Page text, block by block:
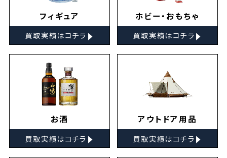
フィギュア
買取実績はコチラ ▸
ホビー・おもちゃ
買取実績はコチラ ▸
お酒
買取実績はコチラ ▸
アウトドア用品
買取実績はコチラ ▸